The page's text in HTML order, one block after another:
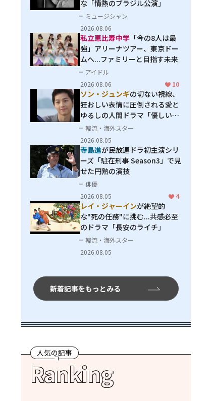
な「情熱のブラジル公演」
ミュージシャン
2026.08.06
私立恵比寿中学 「今の8人は最
強」アリーナツアー、東京ドー
ムへ...ファミリーと目指す未来
アイドル
2026.08.06
10
ソン・ジュンギの切ない視線、
狂おしい表情に圧倒される――愛と
ゆるしの人間ドラマ「優しい
男」
韓流・海外スター
2026.08.05
寺島進が民放連ドラ初主演シリ
ーズ「駐在刑事 Season3」で見
せた円熟の演技
俳優
2026.08.05
4
レイ・ジャーインが絶望的
な"死の任務"に挑む...共感必至
のドラマ「長安のライチ」
韓流・海外スター
2026.08.05
新着記事をもっとみる
人気の記事
Ranking